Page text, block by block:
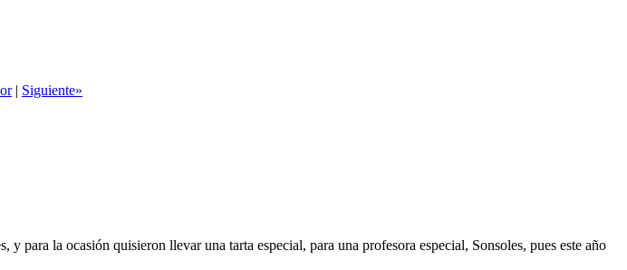
| Siguiente»
para la ocasión quisieron llevar una tarta especial, para una profesora especial, Sonsoles, pues este año